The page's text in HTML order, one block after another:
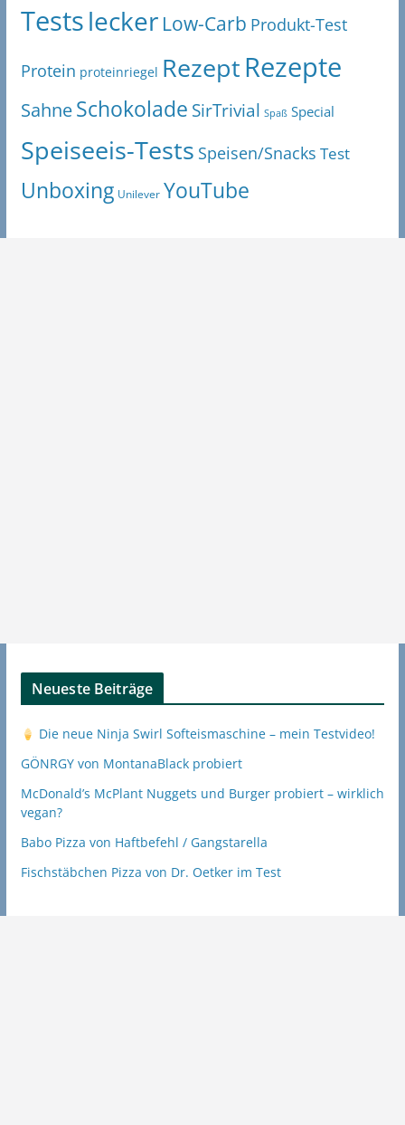
Testslecker Low-Carb Produkt-Test
Protein proteinriegel RezeptRezepte
SahneSchokolade SirTrivial Spaß Special
Speiseeis-Tests Speisen/Snacks Test
Unboxing Unilever YouTube
Neueste Beiträge
Die neue Ninja Swirl Softeismaschine – mein Testvideo!
GÖNRGY von MontanaBlack probiert
McDonald’s McPlant Nuggets und Burger probiert – wirklich
vegan?
Babo Pizza von Haftbefehl / Gangstarella
Fischstäbchen Pizza von Dr. Oetker im Test